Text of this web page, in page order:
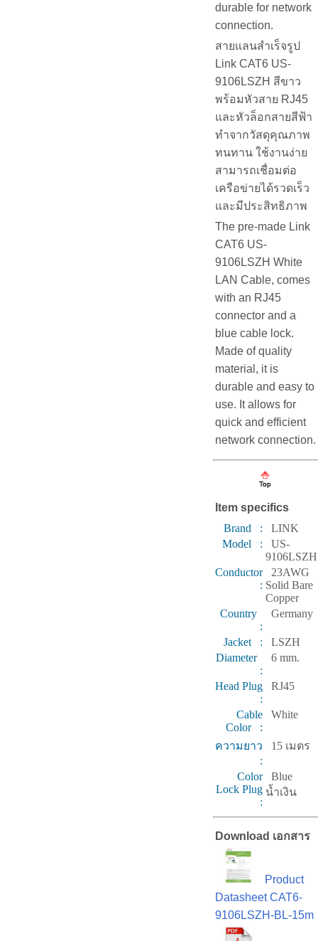
durable for network
connection.
สายแลนสำเร็จรูป
Link CAT6 US-
9106LSZH สีขาว
พร้อมหัวสาย RJ45
และหัวล็อกสายสีฟ้า
ทำจากวัสดุคุณภาพ
ทนทาน ใช้งานง่าย
สามารถเชื่อมต่อ
เครือข่ายได้รวดเร็ว
และมีประสิทธิภาพ
The pre-made Link
CAT6 US-
9106LSZH White
LAN Cable, comes
with an RJ45
connector and a
blue cable lock.
Made of quality
material, it is
durable and easy to
use. It allows for
quick and efficient
network connection.
Item specifics
Brand :
LINK
Model :
US-
9106LSZH
Conductor
:
23AWG
Solid Bare
Copper
Country
:
Germany
Jacket :
LSZH
Diameter
:
6 mm.
Head Plug
:
RJ45
Cable
Color :
White
ความยาว
:
15 เมตร
Color
Lock Plug
:
Blue
น้ำเงิน
Download เอกสาร
Product
Datasheet CAT6-
9106LSZH-BL-15m